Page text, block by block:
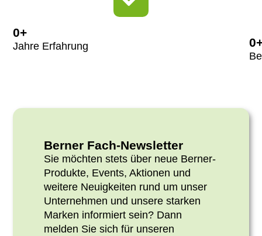
Jahre Erfahrung
0+
0
Berner Fach-Newsletter
Sie möchten stets über neue Berner-
Produkte, Events, Aktionen und
weitere Neuigkeiten rund um unser
Unternehmen und unsere starken
Marken informiert sein? Dann
melden Sie sich für unseren